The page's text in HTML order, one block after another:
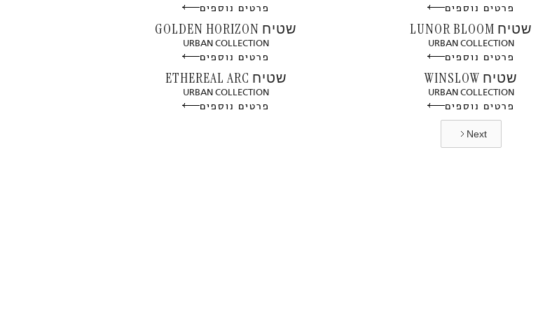
פרטים נוספים
פרטים נוספים
שטיח LUNOR BLOOM
URBAN COLLECTION
פרטים נוספים
שטיח GOLDEN HORIZON
URBAN COLLECTION
פרטים נוספים
שטיח WINSLOW
URBAN COLLECTION
פרטים נוספים
שטיח ETHEREAL ARC
URBAN COLLECTION
פרטים נוספים
Next